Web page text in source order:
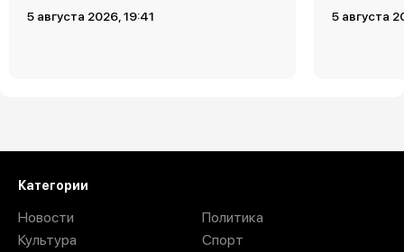
5 августа 2026, 19:41 5 августа
Категории
Новости
Культура
Политика
Спорт